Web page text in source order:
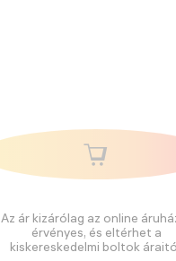
Az ár kizárólag az online
érvényes, és eltérhet a
kiskereskedelmi boltok